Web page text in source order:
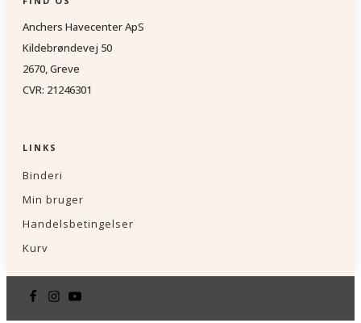
Anchers Havecenter ApS
Kildebrøndevej 50
2670, Greve
CVR: 21246301
LINKS
Binderi
Min bruger
Handelsbetingelser
Kurv